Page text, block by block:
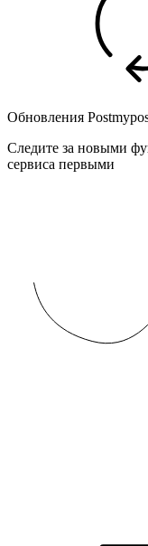
Обновления
Следите за новыми
сервиса первыми